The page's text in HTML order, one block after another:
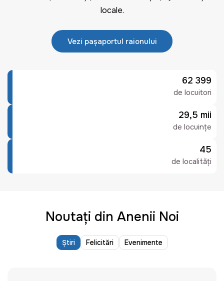
locale.
Vezi pașaportul raionului
62 399
de locuitori
29,5 mii
de locuințe
45
de localități
Noutați din Anenii Noi
Știri Felicitări Evenimente